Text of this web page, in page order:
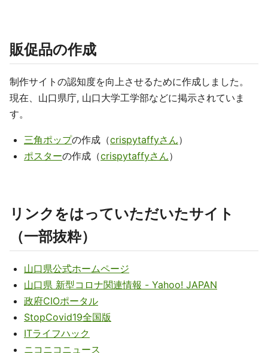
販促品の作成
制作サイトの認知度を向上させるために作成しました。
現在、山口県庁, 山口大学工学部などに掲示されていま
す。
三角ポップの作成（crispytaffyさん）
ポスターの作成（crispytaffyさん）
リンクをはっていただいたサイト
（一部抜粋）
山口県公式ホームページ
山口県 新型コロナ関連情報 - Yahoo! JAPAN
政府CIOポータル
StopCovid19全国版
ITライフハック
ニコニコニュース